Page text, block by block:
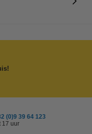
(0)9 39 64 123
17 uur